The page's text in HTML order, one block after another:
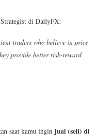
di DailyFX:
traders who believe in price
provide better risk-reward
saat kamu ingin jual (sell) di